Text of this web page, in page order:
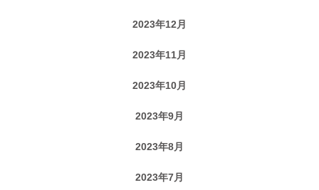
2023年12月
2023年11月
2023年10月
2023年9月
2023年8月
2023年7月